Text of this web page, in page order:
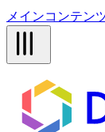
メインコンテン